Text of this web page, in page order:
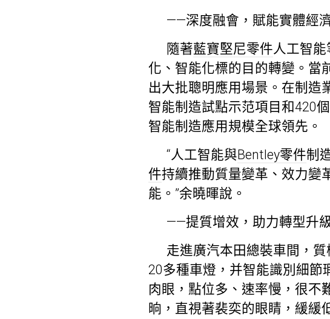
——深度融會，賦能實體經
隨著藍寶堅尼零件人工智
化、智能化標的目的轉變。當
出大批聰明應用場景。在制造
智能制造試點示范項目和420
智能制造應用規模全球領先。
“人工智能與Bentley零件制
件持續推動質量變革、效力變
能。”余曉暉說。
——提質增效，助力轉型升
走進廣汽本田總裝車間，
20多種車燈，并智能識別細節
肉眼，點位多、速率慢，很不
晌，直視著裴奕的眼睛，緩緩